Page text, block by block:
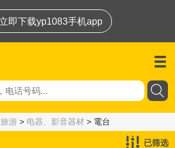
立即下载yp1083手机app
游 > 电器、影音器材 > 電台
已筛选